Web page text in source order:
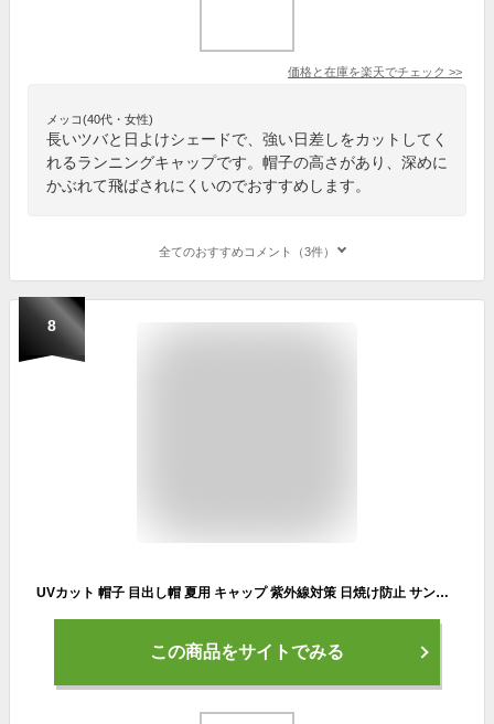
価格と在庫を楽天でチェック >>
メッコ(40代・女性)
長いツバと日よけシェードで、強い日差しをカットしてく
れるランニングキャップです。帽子の高さがあり、深めに
かぶれて飛ばされにくいのでおすすめします。
全てのおすすめコメント（3件）
8
UVカット 帽子 目出し帽 夏用 キャップ 紫外線対策 日焼け防止 サンバイザー 取り外し可能 2way 農作業 自転車 キャンプ 釣り 防虫 フェイスカバー 息苦しくない ランニング 日よけ 顔 ウエア テニス ゴルフ ジョギング 母の日 プレゼント 送料無料 冷感 ブルー/グレー
この商品をサイトでみる